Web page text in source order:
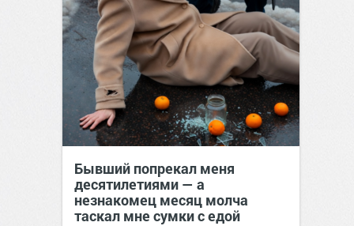
Бывший попрекал меня
десятилетиями — а
незнакомец месяц молча
таскал мне сумки с едой